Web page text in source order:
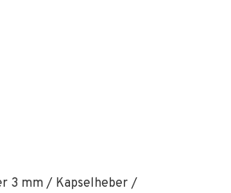
3 mm / Kapselheber /